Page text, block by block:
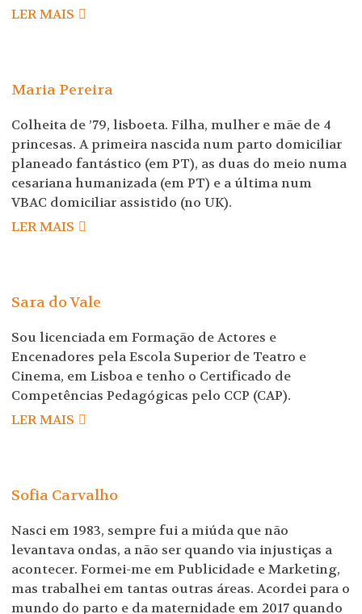
LER MAIS
Maria Pereira
Colheita de ’79, lisboeta. Filha, mulher e mãe de 4
princesas. A primeira nascida num parto domiciliar
planeado fantástico (em PT), as duas do meio numa
cesariana humanizada (em PT) e a última num
VBAC domiciliar assistido (no UK).
LER MAIS
Sara do Vale
Sou licenciada em Formação de Actores e
Encenadores pela Escola Superior de Teatro e
Cinema, em Lisboa e tenho o Certificado de
Competências Pedagógicas pelo CCP (CAP).
LER MAIS
Sofia Carvalho
Nasci em 1983, sempre fui a miúda que não
levantava ondas, a não ser quando via injustiças a
acontecer. Formei-me em Publicidade e Marketing,
mas trabalhei em tantas outras áreas. Acordei para o
mundo do parto e da maternidade em 2017 quando